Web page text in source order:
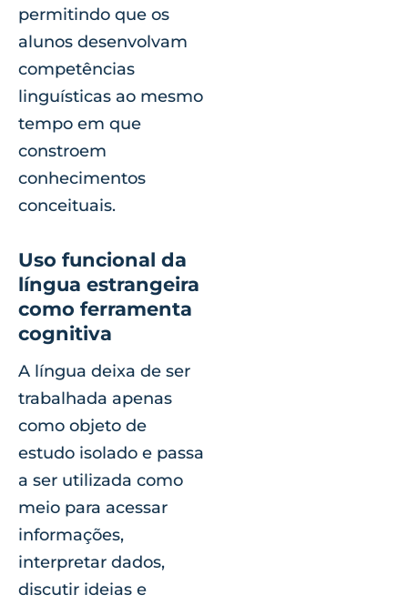
permitindo que os
alunos desenvolvam
competências
linguísticas ao mesmo
tempo em que
constroem
conhecimentos
conceituais.
Uso funcional da
língua estrangeira
como ferramenta
cognitiva
A língua deixa de ser
trabalhada apenas
como objeto de
estudo isolado e passa
a ser utilizada como
meio para acessar
informações,
interpretar dados,
discutir ideias e